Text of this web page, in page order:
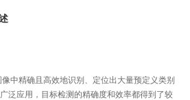
中精确且高效地识别、定位出大量预定义类别
泛应用，目标检测的精确度和效率都得到了较